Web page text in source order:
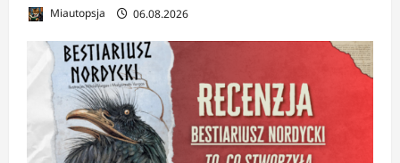
Miautopsja 06.08.2026